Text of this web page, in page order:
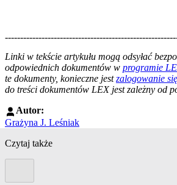
Linki w tekście artykułu mogą odsyłać
odpowiednich dokumentów w programie
te dokumenty, konieczne jestzalogowanie
do treści dokumentów LEX jest zależny od
Autor:
Grażyna J. Leśniak
Czytaj także